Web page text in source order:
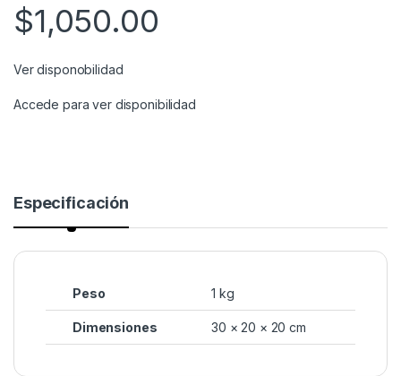
$1,050.00
Ver disponobilidad
Accede para ver disponibilidad
Especificación
Peso 1 kg
Dimensiones 30 × 20 × 20 cm